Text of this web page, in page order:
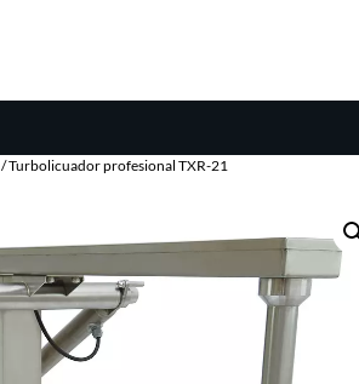
/ Turbolicuador profesional TXR-21